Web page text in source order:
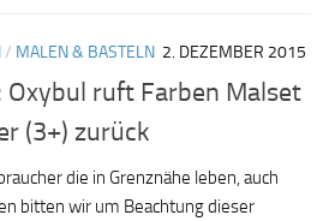
/ MALEN & BASTELN 2. DEZEMBER 2015
Oxybul ruft Farben Malset
(3+) zurück
die in Grenznähe leben, auch
bitten wir um Beachtung dieser